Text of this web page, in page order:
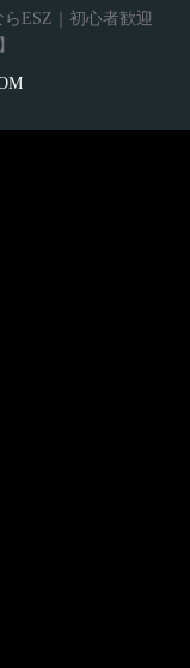
ESZ｜初心者歓迎